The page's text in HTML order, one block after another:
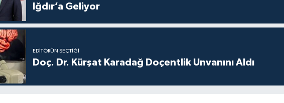
Iğdır’a Geliyor
EDITÖRÜN SEÇTIĞI
Doç. Dr. Kürşat Karadağ Doçentlik Unvanını Aldı